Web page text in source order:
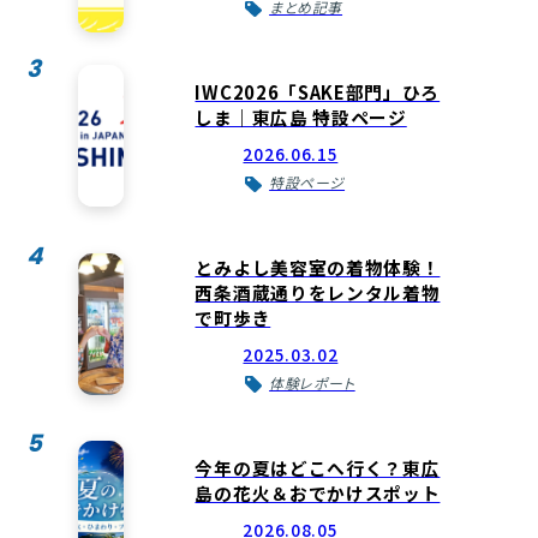
まとめ記事
3
IWC2026「SAKE部門」ひろ
しま｜東広島 特設ページ
2026.06.15
特設ページ
4
とみよし美容室の着物体験！
西条酒蔵通りをレンタル着物
で町歩き
2025.03.02
体験レポート
5
今年の夏はどこへ行く？東広
島の花火＆おでかけスポット
2026.08.05